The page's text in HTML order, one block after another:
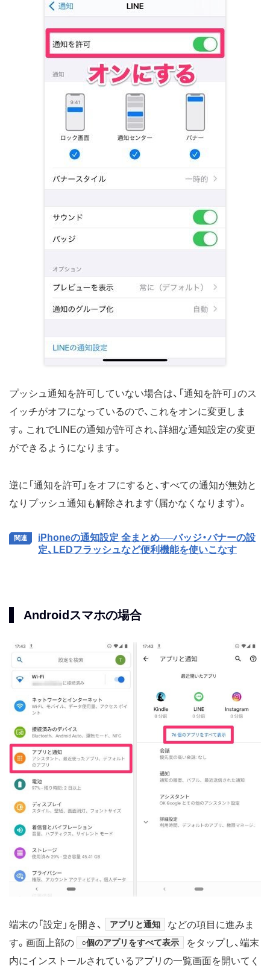
プッシュ通知を許可していない場合は、「通知を許可」のス
イッチがオフになっているので、これをオンに変更しま
す。これでLINEの通知が許可され、詳細な通知設定の変更
ができるようになります。
逆に「通知を許可」をオフにすると、すべての通知が無効と
なりプッシュ通知も解除されます（届かなくなります）。
iPhoneの通知設定 全まとめ──バッジ・バナーの設
定、LEDフラッシュなど便利機能を使いこなす
Androidスマホの場合
端末の「設定」を開き、 アプリと通知
などの項目に進みま
す。画面上部の
○個のアプリをすべて表示
をタップし、端末
内にインストールされているアプリの一覧画面を開いてく